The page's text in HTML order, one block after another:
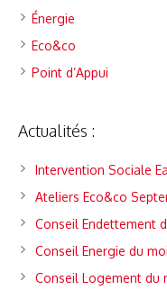
Énergie
Eco&co
Point d’Appui
Actualités :
Intervention Sociale
Ateliers Eco&co
Conseil Endettement
Conseil Energie du
Conseil Logement du